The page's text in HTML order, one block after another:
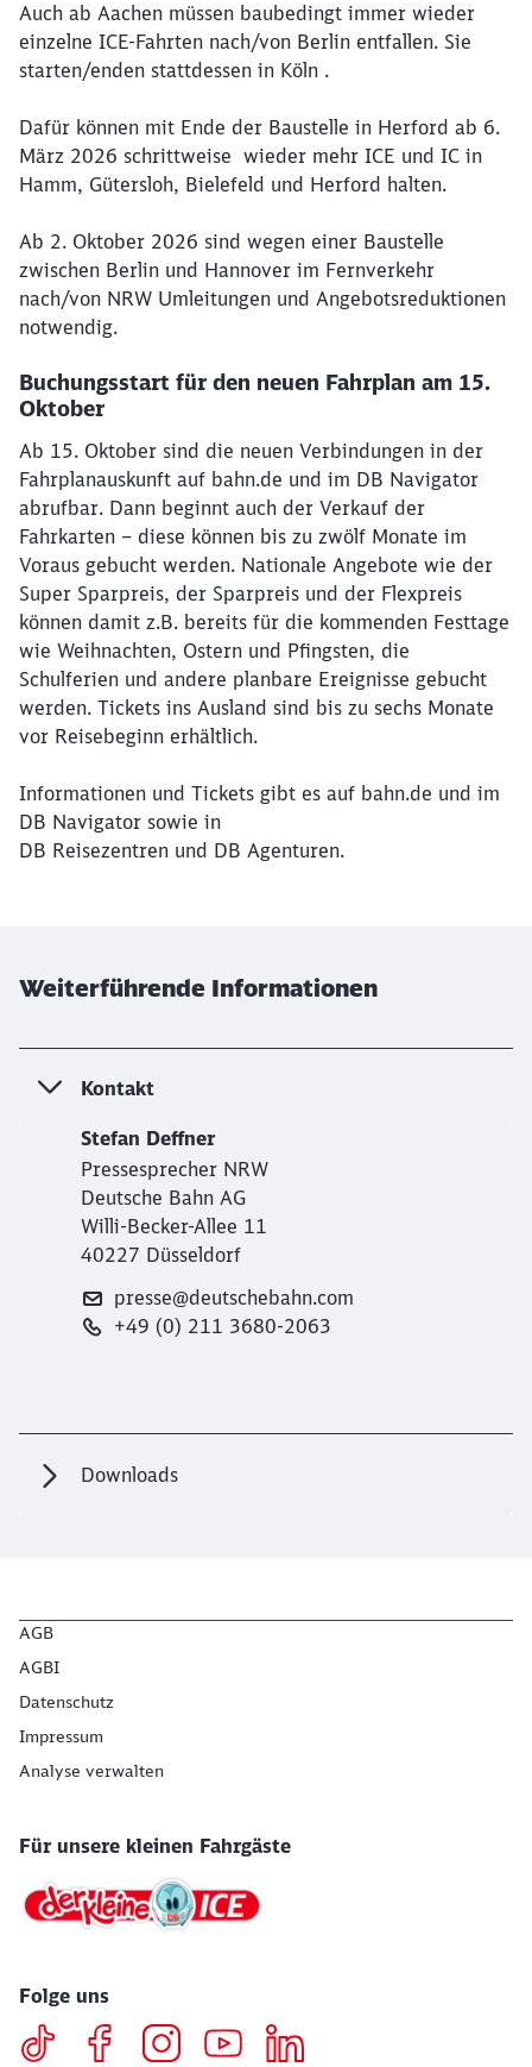
Auch ab Aachen müssen baubedingt immer wieder
einzelne ICE-Fahrten nach/von Berlin entfallen. Sie
starten/enden stattdessen in Köln .
Dafür können mit Ende der Baustelle in Herford ab 6.
März 2026 schrittweise wieder mehr ICE und IC in
Hamm, Gütersloh, Bielefeld und Herford halten.
Ab 2. Oktober 2026 sind wegen einer Baustelle
zwischen Berlin und Hannover im Fernverkehr
nach/von NRW Umleitungen und Angebotsreduktionen
notwendig.
Buchungsstart für den neuen Fahrplan am 15.
Oktober
Ab 15. Oktober sind die neuen Verbindungen in der
Fahrplanauskunft auf bahn.de und im DB Navigator
abrufbar. Dann beginnt auch der Verkauf der
Fahrkarten – diese können bis zu zwölf Monate im
Voraus gebucht werden. Nationale Angebote wie der
Super Sparpreis, der Sparpreis und der Flexpreis
können damit z.B. bereits für die kommenden Festtage
wie Weihnachten, Ostern und Pfingsten, die
Schulferien und andere planbare Ereignisse gebucht
werden. Tickets ins Ausland sind bis zu sechs Monate
vor Reisebeginn erhältlich.
Informationen und Tickets gibt es auf bahn.de und im
DB Navigator sowie in
DB Reisezentren und DB Agenturen.
Weiterführende Informationen
Kontakt
Stefan Deffner
Pressesprecher NRW
Deutsche Bahn AG
Willi-Becker-Allee 11
40227 Düsseldorf
presse@deutschebahn.com
+49 (0) 211 3680-2063
Downloads
AGB
AGBI
Datenschutz
Impressum
Analyse verwalten
Für unsere kleinen Fahrgäste
Folge uns